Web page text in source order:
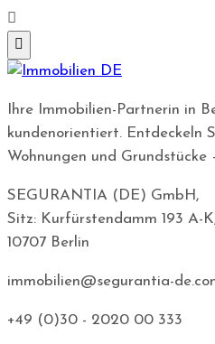
Ihre Immobilien-Partnerin in
kundenorientiert. Entdeckeln
Wohnungen und Grundstücke
SEGURANTIA (DE) GmbH,
Sitz: Kurfürstendamm 193 A-
10707 Berlin
immobilien@segurantia-
+49 (0)30 - 2020 00 333